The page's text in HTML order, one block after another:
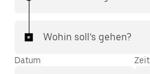
Wohin soll’s gehen?
Datum Zeit